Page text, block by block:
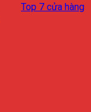
Top 7 cửa hàng